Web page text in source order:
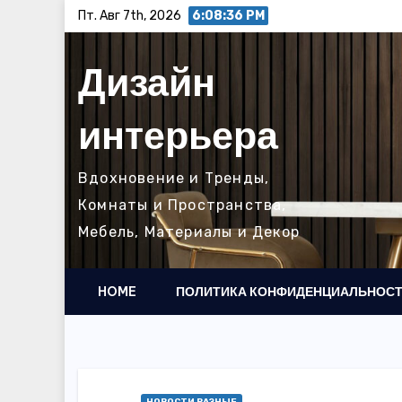
содержимому
Пт. Авг 7th, 2026 6:08:38 PM
Дизайн
интерьера
Вдохновение и Тренды,
Комнаты и Пространства,
Мебель, Материалы и Декор
HOME ПОЛИТИКА